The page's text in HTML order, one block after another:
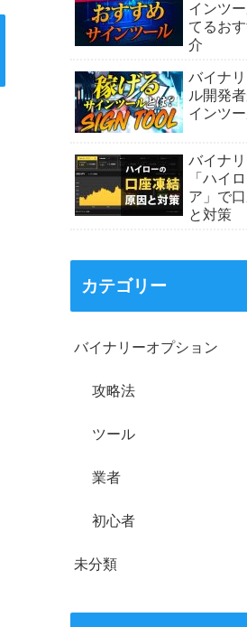
インツ
てるお
介
バイナ
ル開発
インツ
バイナ
「ハイ
ア」で
と対策
カテゴリー
バイナリーオプション
攻略法
ツール
業者
初心者
未分類